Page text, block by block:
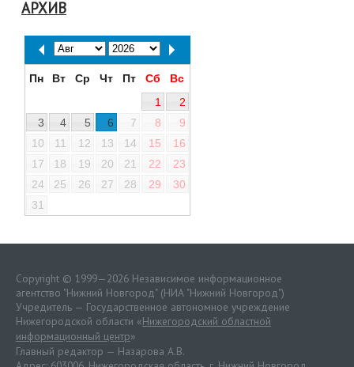
АРХИВ
Пн Вт Ср Чт Пт Сб
Вс
1
2
3
4 5 6 7 8
9
10
11 12 13 14 15
16
17
18 19 20 21 22
23
24
25 26 27 28 29
30
31
Copyright © 1999—2026 Независимое информационное
агентство "Нижний Новгород" (НИА "Нижний Новгород")
Учредитель — Государственное автономное учреждение
Нижегородской области «Нижегородский областной
информационный центр»
Главный редактор — Назарова А.В.